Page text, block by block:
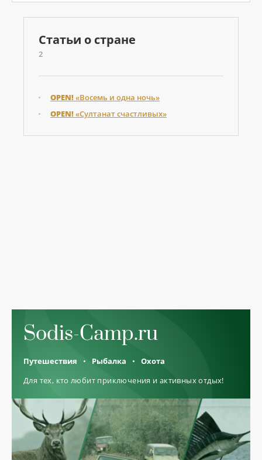
Статьи о стране
2
OPEN!«Восемь и одна ночь»
OPEN!«Султанат счастливых»
Sodis-Camp.ru
Путешествия Рыбалка
Охота
Для тех, кто любит приключения и активных отдых!